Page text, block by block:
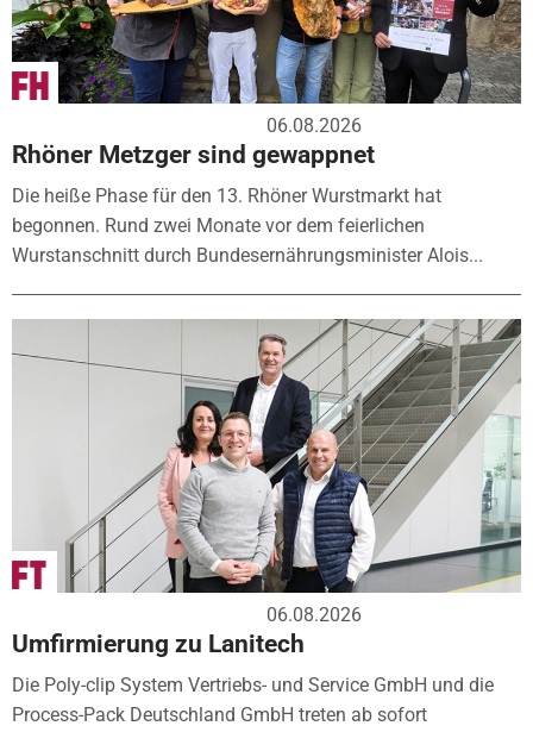
06.08.2026
Rhöner Metzger sind gewappnet
Die heiße Phase für den 13. Rhöner Wurstmarkt hat
begonnen. Rund zwei Monate vor dem feierlichen
Wurstanschnitt durch Bundesernährungsminister Alois...
06.08.2026
Umfirmierung zu Lanitech
Die Poly-clip System Vertriebs- und Service GmbH und die
Process-Pack Deutschland GmbH treten ab sofort